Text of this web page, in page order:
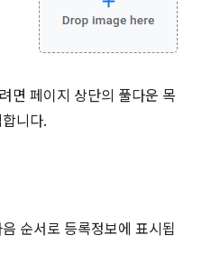
면 페이지 상단의 풀다운 목
니다.
순서로 등록정보에 표시됩